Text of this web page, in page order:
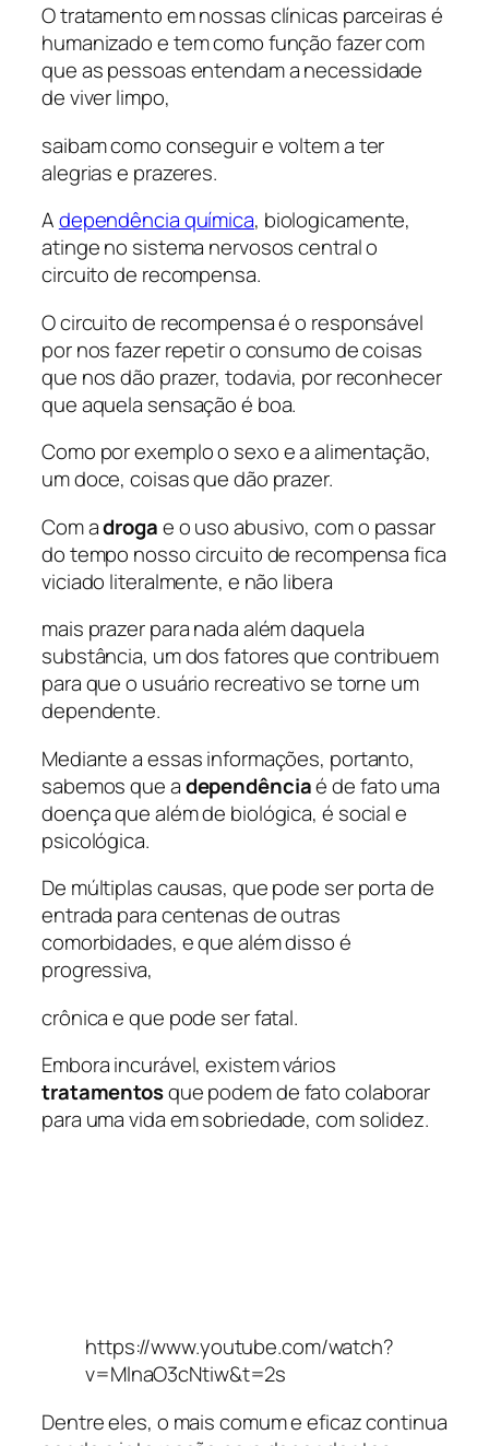
O tratamento em nossas clínicas parceiras é
humanizado e tem como função fazer com
que as pessoas entendam a necessidade
de viver limpo,
saibam como conseguir e voltem a ter
alegrias e prazeres.
Adependência química, biologicamente,
atinge no sistema nervosos central o
circuito de recompensa.
O circuito de recompensa é o responsável
por nos fazer repetir o consumo de coisas
que nos dão prazer, todavia, por reconhecer
que aquela sensação é boa.
Como por exemplo o sexo e a alimentação,
um doce, coisas que dão prazer.
Com adrogae o uso abusivo, com o passar
do tempo nosso circuito de recompensa fica
viciado literalmente, e não libera
mais prazer para nada além daquela
substância, um dos fatores que contribuem
para que o usuário recreativo se torne um
dependente.
Mediante a essas informações, portanto,
sabemos que adependênciaé de fato uma
doença que além de biológica, é social e
psicológica.
De múltiplas causas, que pode ser porta de
entrada para centenas de outras
comorbidades, e que além disso é
progressiva,
crônica e que pode ser fatal.
Embora incurável, existem vários
tratamentosque podem de fato colaborar
para uma vida em sobriedade, com solidez.
https://www.youtube.com/watch?
v=MlnaO3cNtiw&t=2s
Dentre eles, o mais comum e eficaz continua